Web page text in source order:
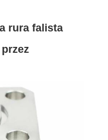
rura falista